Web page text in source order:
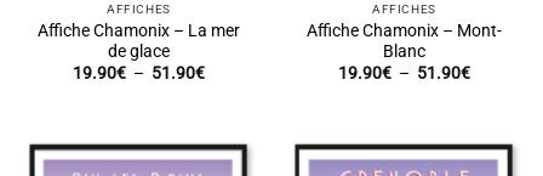
AFFICHES
Affiche Chamonix – La mer
de glace
19.90€ – 51.90€Plage
51.90€
AFFICHES
Affiche Chamonix – Mont-
Blanc
19.90€ – 51.90€Plage
51.90€